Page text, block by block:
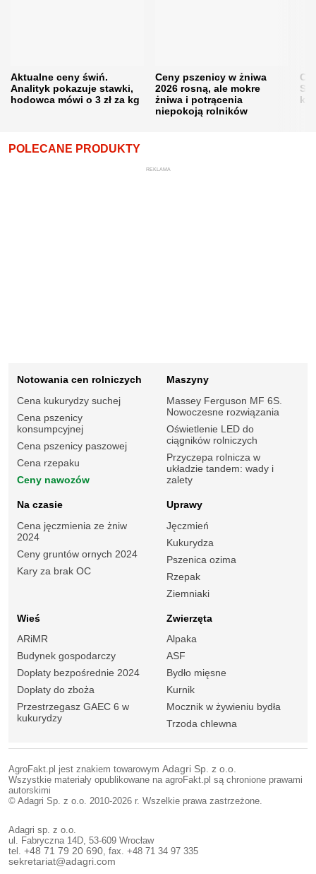
Aktualne ceny świń.
Analityk pokazuje stawki,
hodowca mówi o 3 zł za kg
Ceny pszenicy w żniwa
2026 rosną, ale mokre
żniwa i potrącenia
niepokoją rolników
POLECANE PRODUKTY
REKLAMA
Notowania cen rolniczych
Cena kukurydzy suchej
Cena pszenicy
konsumpcyjnej
Cena pszenicy paszowej
Cena rzepaku
Ceny nawozów
Maszyny
Massey Ferguson MF 6S.
Nowoczesne rozwiązania
Oświetlenie LED do
ciągników rolniczych
Przyczepa rolnicza w
układzie tandem: wady i
zalety
Na czasie
Cena jęczmienia ze żniw
2024
Ceny gruntów ornych 2024
Kary za brak OC
Uprawy
Jęczmień
Kukurydza
Pszenica ozima
Rzepak
Ziemniaki
Wieś
ARiMR
Budynek gospodarczy
Dopłaty bezpośrednie 2024
Dopłaty do zboża
Przestrzegasz GAEC 6 w
kukurydzy
Zwierzęta
Alpaka
ASF
Bydło mięsne
Kurnik
Mocznik w żywieniu bydła
Trzoda chlewna
AgroFakt.pl jest znakiem towarowym Adagri Sp. z o.o.
Wszystkie materiały opublikowane na agroFakt.pl są chronione prawami
autorskimi
© Adagri Sp. z o.o. 2010-2026 r. Wszelkie prawa zastrzeżone.
Adagri sp. z o.o.
ul. Fabryczna 14D, 53-609 Wrocław
tel. +48 71 79 20 690 , fax. +48 71 34 97 335
sekretariat@adagri.com